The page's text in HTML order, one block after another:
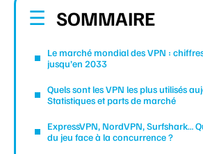
SOMMAIRE
Le marché mondial des VPN :
jusqu’en 2033
Quels sont les VPN les plus utilisés
Statistiques et parts de marché
ExpressVPN, NordVPN, Surfshark…
du jeu face à la concurrence ?